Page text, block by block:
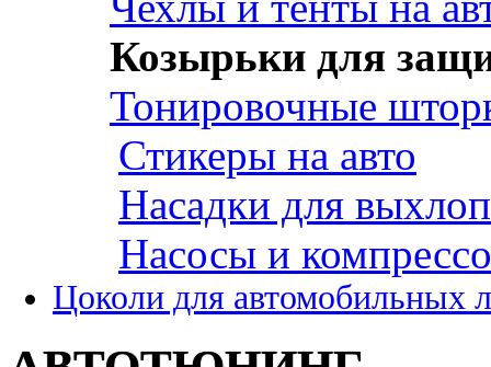
Козырьки для
Тонировочные
Стикеры на авто
Насадки для
Насосы и
Цоколи для автомобильных